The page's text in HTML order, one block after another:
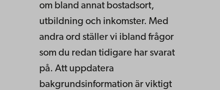
om bland annat bostadsort,
utbildning och inkomster. Med
andra ord ställer vi ibland frågor
som du redan tidigare har svarat
på. Att uppdatera
bakgrundsinformation är viktigt